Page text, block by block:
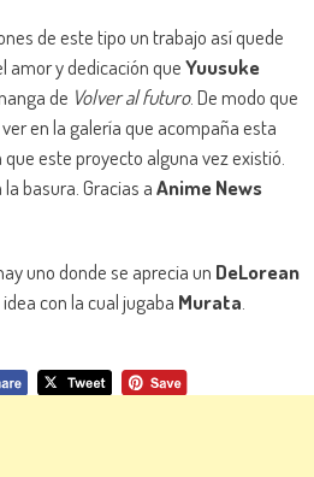
de este tipo un trabajo así quede
amor y dedicación queYuusuke
de Volver al futuro. De modo que
en la galería que acompaña esta
este proyecto alguna vez existió.
basura. Gracias aAnime News
uno donde se aprecia un DeLorean
con la cual jugaba Murata.